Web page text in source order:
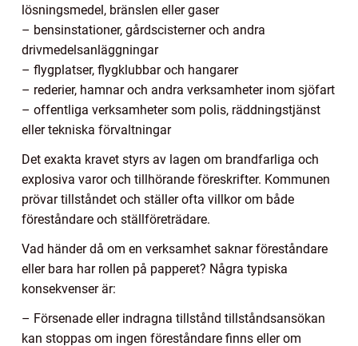
lösningsmedel, bränslen eller gaser
– bensinstationer, gårdscisterner och andra
drivmedelsanläggningar
– flygplatser, flygklubbar och hangarer
– rederier, hamnar och andra verksamheter inom sjöfart
– offentliga verksamheter som polis, räddningstjänst
eller tekniska förvaltningar
Det exakta kravet styrs av lagen om brandfarliga och
explosiva varor och tillhörande föreskrifter. Kommunen
prövar tillståndet och ställer ofta villkor om både
föreståndare och ställföreträdare.
Vad händer då om en verksamhet saknar föreståndare
eller bara har rollen på papperet? Några typiska
konsekvenser är:
– Försenade eller indragna tillstånd tillståndsansökan
kan stoppas om ingen föreståndare finns eller om